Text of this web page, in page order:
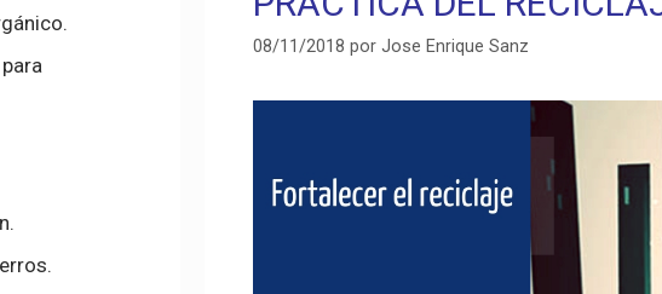
08/11/2018 por Jose Enrique Sanz